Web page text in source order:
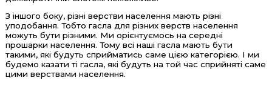
З іншого боку, різні верстви населення мають різні
уподобання. Тобто гасла для різних верств населення
можуть бути різними. Ми орієнтуємось на середні
прошарки населення. Тому всі наші гасла мають бути
такими, які будуть сприйматись саме цією категорією. І ми
будемо казати ті гасла, які будуть на той час сприйняті саме
цими верствами населення.